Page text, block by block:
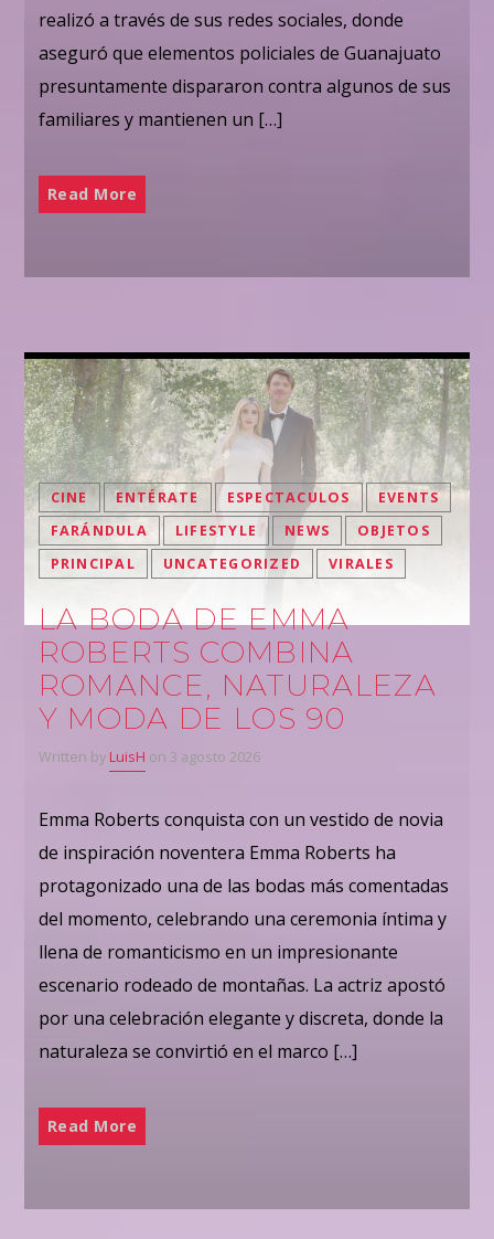
realizó a través de sus redes sociales, donde
aseguró que elementos policiales de Guanajuato
presuntamente dispararon contra algunos de sus
familiares y mantienen un […]
Read More
CINE ENTÉRATE ESPECTACULOS
EVENTS
FARÁNDULA
LIFESTYLE NEWS
OBJETOS
PRINCIPAL
UNCATEGORIZED VIRALES
LA BODA DE EMMA
ROBERTS COMBINA
ROMANCE, NATURALEZA
Y MODA DE LOS 90
Written by LuisH on 3 agosto 2026
Emma Roberts conquista con un vestido de novia
de inspiración noventera Emma Roberts ha
protagonizado una de las bodas más comentadas
del momento, celebrando una ceremonia íntima y
llena de romanticismo en un impresionante
escenario rodeado de montañas. La actriz apostó
por una celebración elegante y discreta, donde la
naturaleza se convirtió en el marco […]
Read More